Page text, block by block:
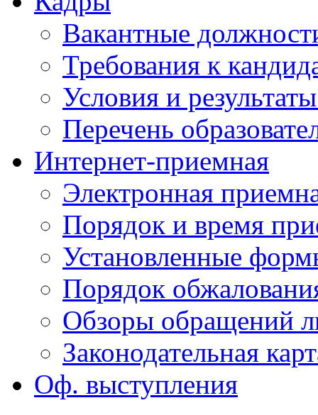
Вакантные
Требования к
Условия и
Перечень
Интернет-приемная
Электронная
Порядок и время
Установленные
Порядок
Обзоры обращений
Законодательная
Оф. выступления